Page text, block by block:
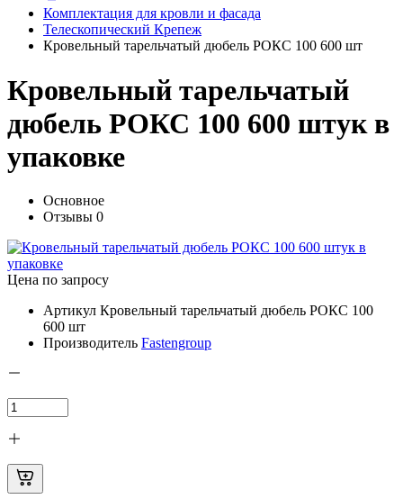
Комплектация для кровли и фасада
Телескопический Крепеж
Кровельный тарельчатый дюбель РОКС 100 600 шт
Кровельный тарельчатый
дюбель РОКС 100 600 штук в
упаковке
Основное
Отзывы 0
Цена по запросу
Артикул Кровельный тарельчатый дюбель РОКС 100
600 шт
Производитель Fastengroup